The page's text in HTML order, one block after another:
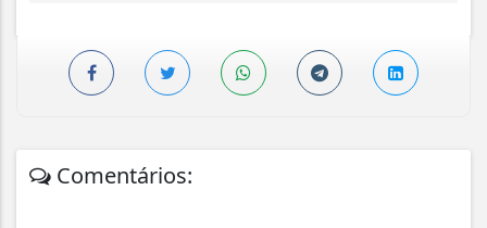
Comentários: